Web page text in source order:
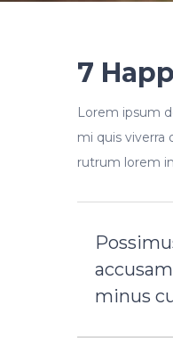
7
Lorem ipsum
mi quis viverra
rutrum lorem
minus